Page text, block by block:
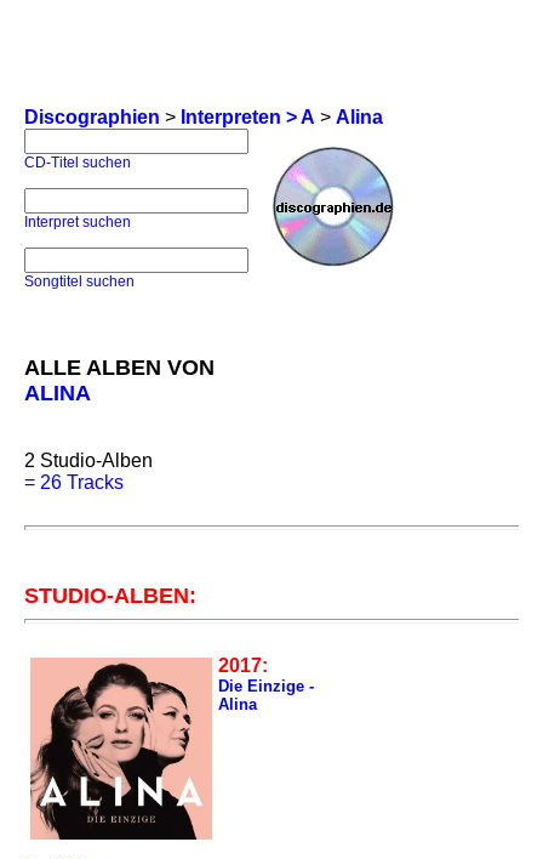
Discographien > Interpreten > A > Alina
CD-Titel suchen
Interpret suchen
Songtitel suchen
ALLE ALBEN VON
ALINA
2 Studio-Alben
= 26 Tracks
STUDIO-ALBEN:
2017:
Die Einzige -
Alina